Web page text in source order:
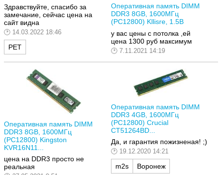
Здравствуйте, спасибо за
замечание, сейчас цена на
сайт видна
14.03.2022 18:46
РЕТ
Оперативная память DIMM
DDR3 8GB, 1600МГц
(PC12800) Kllisre, 1.5В
у вас цены с потолка ,ей
цена 1300 руб максимум
7.11.2021 14:19
Оперативная память DIMM
DDR3 8GB, 1600МГц
(PC12800) Kingston
KVR16N11...
цена на DDR3 просто не
реальная
Оперативная память DIMM
DDR3 4GB, 1600МГц
(PC12800) Crucial
CT51264BD...
Да, и гарантия пожизненая! ;)
19.12.2020 14:21
m2s Воронеж